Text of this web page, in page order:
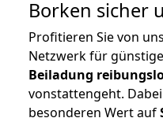
Borken sicher
Profitieren Sie von
Netzwerk für
Beiladung
vonstattengeht.
besonderen Wert auf